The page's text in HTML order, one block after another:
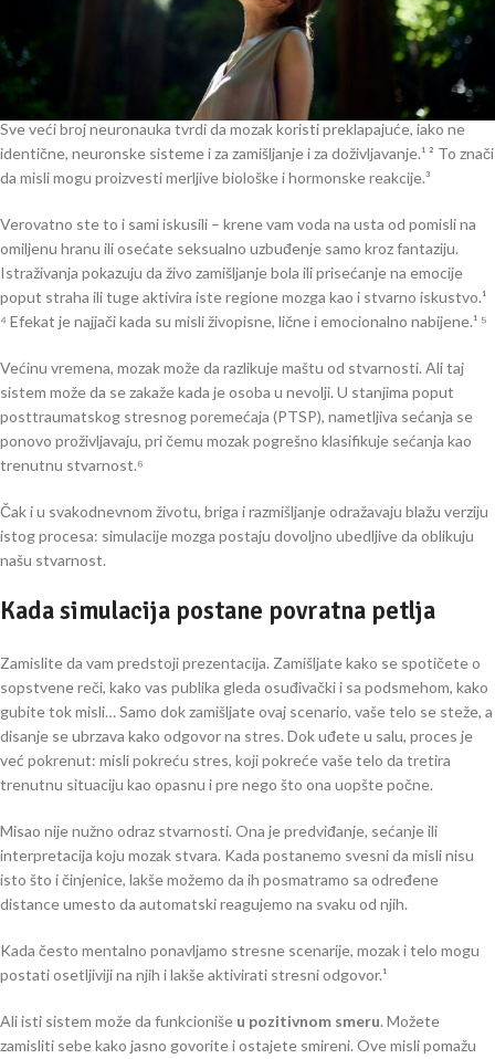
misli kao stvarnost – i vaše telo reaguje kao da i jesu.
Kako mozak simulira iskustvo
Sve veći broj neuronauka tvrdi da mozak koristi preklapajuće, iako ne
identične, neuronske sisteme i za zamišljanje i za doživljavanje.¹ ² To znači
da misli mogu proizvesti merljive biološke i hormonske reakcije.³
Verovatno ste to i sami iskusili – krene vam voda na usta od pomisli na
omiljenu hranu ili osećate seksualno uzbuđenje samo kroz fantaziju.
Istraživanja pokazuju da živo zamišljanje bola ili prisećanje na emocije
poput straha ili tuge aktivira iste regione mozga kao i stvarno iskustvo.¹
⁴ Efekat je najjači kada su misli živopisne, lične i emocionalno nabijene.¹ ⁵
Većinu vremena, mozak može da razlikuje maštu od stvarnosti. Ali taj
sistem može da se zakaže kada je osoba u nevolji. U stanjima poput
posttraumatskog stresnog poremećaja (PTSP), nametljiva sećanja se
ponovo proživljavaju, pri čemu mozak pogrešno klasifikuje sećanja kao
trenutnu stvarnost.⁶
Čak i u svakodnevnom životu, briga i razmišljanje odražavaju blažu verziju
istog procesa: simulacije mozga postaju dovoljno ubedljive da oblikuju
našu stvarnost.
Kada simulacija postane povratna petlja
Zamislite da vam predstoji prezentacija. Zamišljate kako se spotičete o
sopstvene reči, kako vas publika gleda osuđivački i sa podsmehom, kako
gubite tok misli… Samo dok zamišljate ovaj scenario, vaše telo se steže, a
disanje se ubrzava kako odgovor na stres. Dok uđete u salu, proces je
već pokrenut: misli pokreću stres, koji pokreće vaše telo da tretira
trenutnu situaciju kao opasnu i pre nego što ona uopšte počne.
Misao nije nužno odraz stvarnosti. Ona je predviđanje, sećanje ili
interpretacija koju mozak stvara. Kada postanemo svesni da misli nisu
isto što i činjenice, lakše možemo da ih posmatramo sa određene
distance umesto da automatski reagujemo na svaku od njih.
Kada često mentalno ponavljamo stresne scenarije, mozak i telo mogu
postati osetljiviji na njih i lakše aktivirati stresni odgovor.¹
Ali isti sistem može da funkcioniše u pozitivnom smeru. Možete
zamisliti sebe kako jasno govorite i ostajete smireni. Ove misli pomažu